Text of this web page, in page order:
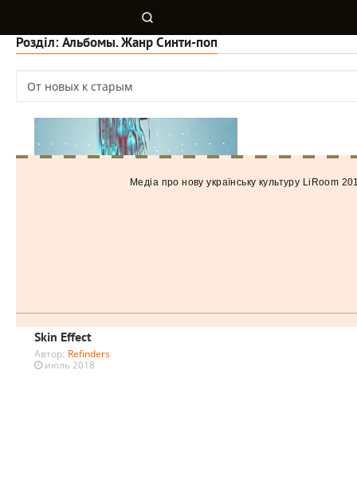
Розділ: Альбомы. Жанр Синти-поп
Skin Effect
Автор: Refinders
июль 2018
Медiа про нову українську культуру LiRoom